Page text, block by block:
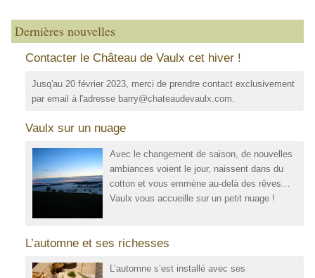
Dernières nouvelles
Contacter le Château de Vaulx cet hiver !
Jusq'au 20 février 2023, merci de prendre contact exclusivement
par email à l'adresse barry@chateaudevaulx.com.
Vaulx sur un nuage
Avec le changement de saison, de nouvelles
ambiances voient le jour, naissent dans du
cotton et vous emmène au-delà des rêves…
Vaulx vous accueille sur un petit nuage !
L’automne et ses richesses
L’automne s’est installé avec ses